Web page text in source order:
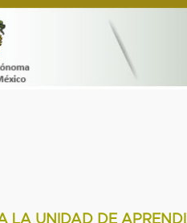
LA UNIDAD DE